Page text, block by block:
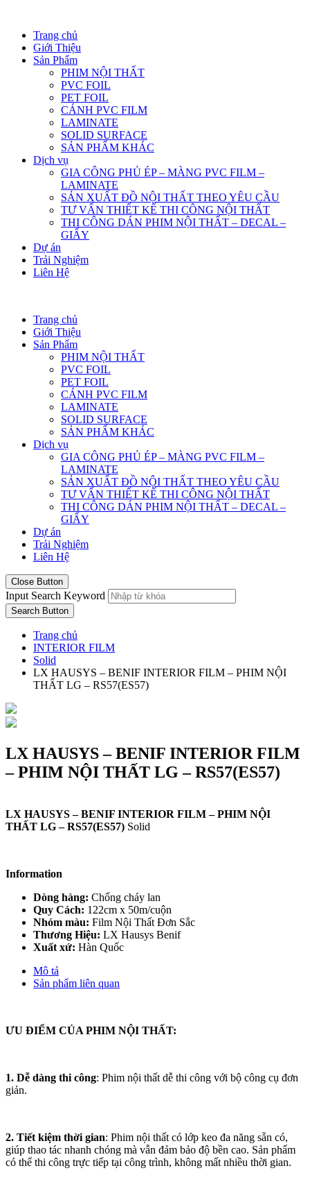
Trang chủ
Giới Thiệu
Sản Phẩm
PHIM NỘI THẤT
PVC FOIL
PET FOIL
CÁNH PVC FILM
LAMINATE
SOLID SURFACE
SẢN PHẨM KHÁC
Dịch vụ
GIA CÔNG PHỦ ÉP – MÀNG PVC FILM –
LAMINATE
SẢN XUẤT ĐỒ NỘI THẤT THEO YÊU CẦU
TƯ VẤN THIẾT KẾ THI CÔNG NỘI THẤT
THI CÔNG DÁN PHIM NỘI THẤT – DECAL –
GIẤY
Dự án
Trải Nghiệm
Liên Hệ
Trang chủ
Giới Thiệu
Sản Phẩm
PHIM NỘI THẤT
PVC FOIL
PET FOIL
CÁNH PVC FILM
LAMINATE
SOLID SURFACE
SẢN PHẨM KHÁC
Dịch vụ
GIA CÔNG PHỦ ÉP – MÀNG PVC FILM –
LAMINATE
SẢN XUẤT ĐỒ NỘI THẤT THEO YÊU CẦU
TƯ VẤN THIẾT KẾ THI CÔNG NỘI THẤT
THI CÔNG DÁN PHIM NỘI THẤT – DECAL –
GIẤY
Dự án
Trải Nghiệm
Liên Hệ
Close Button
Input Search Keyword
Search Button
Trang chủ
INTERIOR FILM
Solid
LX HAUSYS – BENIF INTERIOR FILM – PHIM NỘI
THẤT LG – RS57(ES57)
LX HAUSYS – BENIF INTERIOR FILM
– PHIM NỘI THẤT LG – RS57(ES57)
LX HAUSYS – BENIF INTERIOR FILM – PHIM NỘI
THẤT LG – RS57(ES57) Solid
Information
Dòng hàng: Chống cháy lan
Quy Cách: 122cm x 50m/cuộn
Nhóm màu: Film Nội Thất Đơn Sắc
Thương Hiệu: LX Hausys Benif
Xuất xứ: Hàn Quốc
Mô tả
Sản phẩm liên quan
ƯU ĐIỂM CỦA PHIM NỘI THẤT:
1. Dễ dàng thi công: Phim nội thất dễ thi công với bộ công cụ đơn
giản.
2. Tiết kiệm thời gian: Phim nội thất có lớp keo đa năng sẵn có,
giúp thao tác nhanh chóng mà vẫn đảm bảo độ bền cao. Sản phẩm
có thể thi công trực tiếp tại công trình, không mất nhiều thời gian.